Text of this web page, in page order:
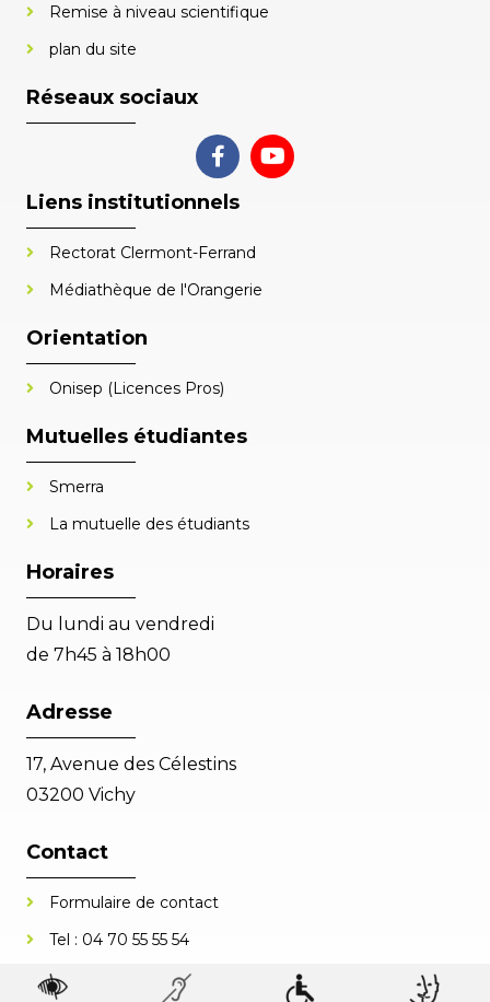
Remise à niveau scientifique
plan du site
Réseaux sociaux
Liens institutionnels
Rectorat Clermont-Ferrand
Médiathèque de l'Orangerie
Orientation
Onisep (Licences Pros)
Mutuelles étudiantes
Smerra
La mutuelle des étudiants
Horaires
Du lundi au vendredi
de 7h45 à 18h00
Adresse
17, Avenue des Célestins
03200 Vichy
Contact
Formulaire de contact
Tel : 04 70 55 55 54